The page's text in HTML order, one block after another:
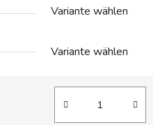
Variante wählen
Variante wählen